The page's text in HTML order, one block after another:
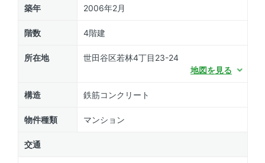
築年 2006年2月
階数 4階建
所在地
世田谷区若林4丁目23-24
地図を見る
構造 鉄筋コンクリート
物件種類 マンション
交通